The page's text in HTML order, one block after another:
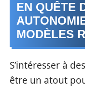
EN QUÊTE
MODÈLES
S’intéresser à
être un atout